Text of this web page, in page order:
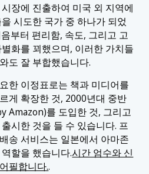
장에 진출하여 미국 외 지역에
시도한 국가 중 하나가 되었
부터 편리함, 속도, 그리고 고
화를 꾀했으며, 이러한 가치들
도 잘 부합했습니다.
한 이정표로는 책과 미디어를
게 확장한 것, 2000년대 중반
Amazon)를 도입한 것, 그리고
시한 것을 들 수 있습니다. 프
송 서비스는 일본에서 아마존
할을 했습니다.시간 엄수와 신
필합니다..